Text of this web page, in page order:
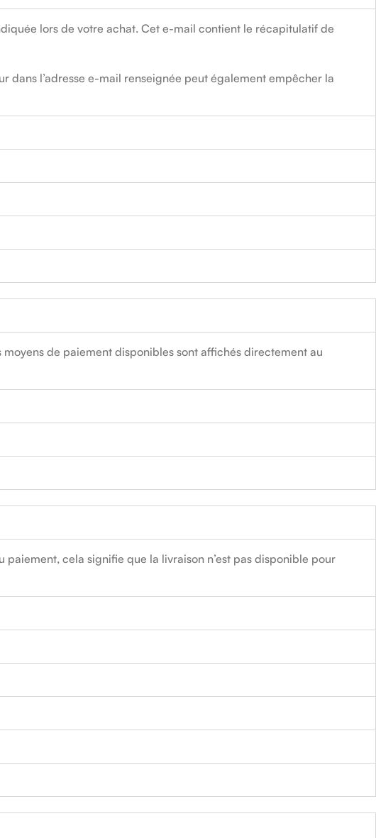
lors de votre achat. Cet e-mail contient le récapitulatif de
dans l’adresse e-mail renseignée peut également empêcher la
de paiement disponibles sont affichés directement au
cela signifie que la livraison n’est pas disponible pour